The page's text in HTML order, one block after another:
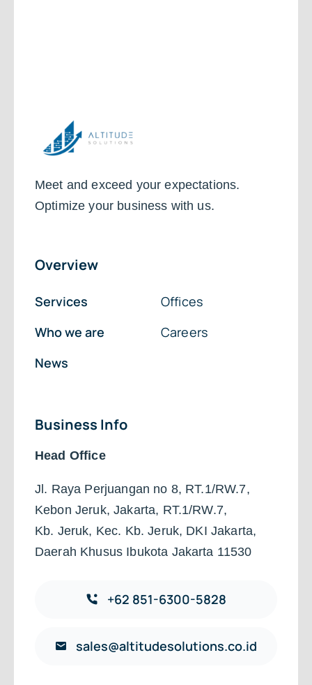
Meet and exceed your expectations.
Optimize your business with us.
Overview
Services
Who we are
News
Offices
Careers
Business Info
Head Office
Jl. Raya Perjuangan no 8, RT.1/RW.7,
Kebon Jeruk, Jakarta, RT.1/RW.7,
Kb. Jeruk, Kec. Kb. Jeruk, DKI Jakarta,
Daerah Khusus Ibukota Jakarta 11530
+62 851-6300-5828
sales@altitudesolutions.co.id